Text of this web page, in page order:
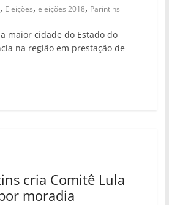
, Eleições, eleições 2018, Parintins
maior cidade do Estado do
na região em prestação de
cria Comitê Lula
moradia